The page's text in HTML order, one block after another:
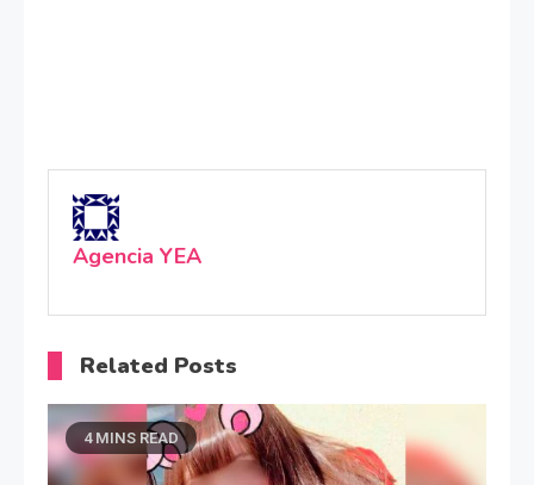
Agencia YEA
Related Posts
4 MINS READ